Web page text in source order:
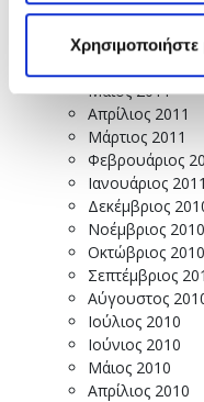
Αύγουστος
Ιούλιος 2011
Μάιος 2011
Απρίλιος 2011
Μάρτιος 2011
Φεβρουάριος
Ιανουάριος 2011
Δεκέμβριος
Νοέμβριος 2010
Οκτώβριος 2010
Σεπτέμβριος
Αύγουστος
Ιούλιος 2010
Ιούνιος 2010
Μάιος 2010
Απρίλιος 2010